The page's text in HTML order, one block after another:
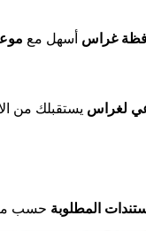
غراس أسهل مع
لغراس
المطلوبة حسب ما